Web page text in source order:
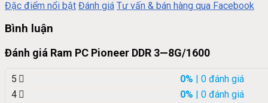
Đặc điểm nổi bật Đánh giá Tư vấn & bán hàng qua Facebook
Bình luận
Đánh giá Ram PC Pioneer DDR 3—8G/1600
5 0% | 0 đánh giá
4
0% | 0 đánh giá